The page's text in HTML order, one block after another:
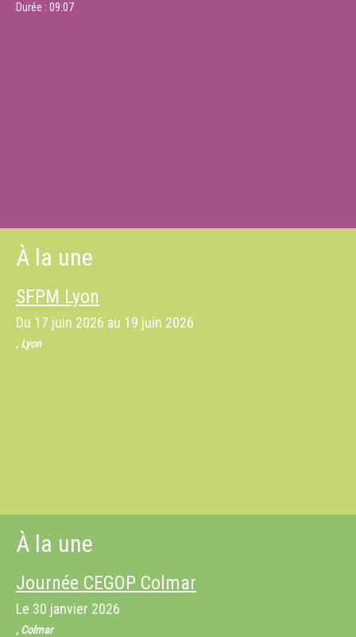
Durée : 09:07
À la une
SFPM Lyon
Du 17 juin 2026 au 19 juin 2026
, Lyon
À la une
Journée CEGOP Colmar
Le 30 janvier 2026
, Colmar